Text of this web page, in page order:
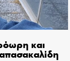
και